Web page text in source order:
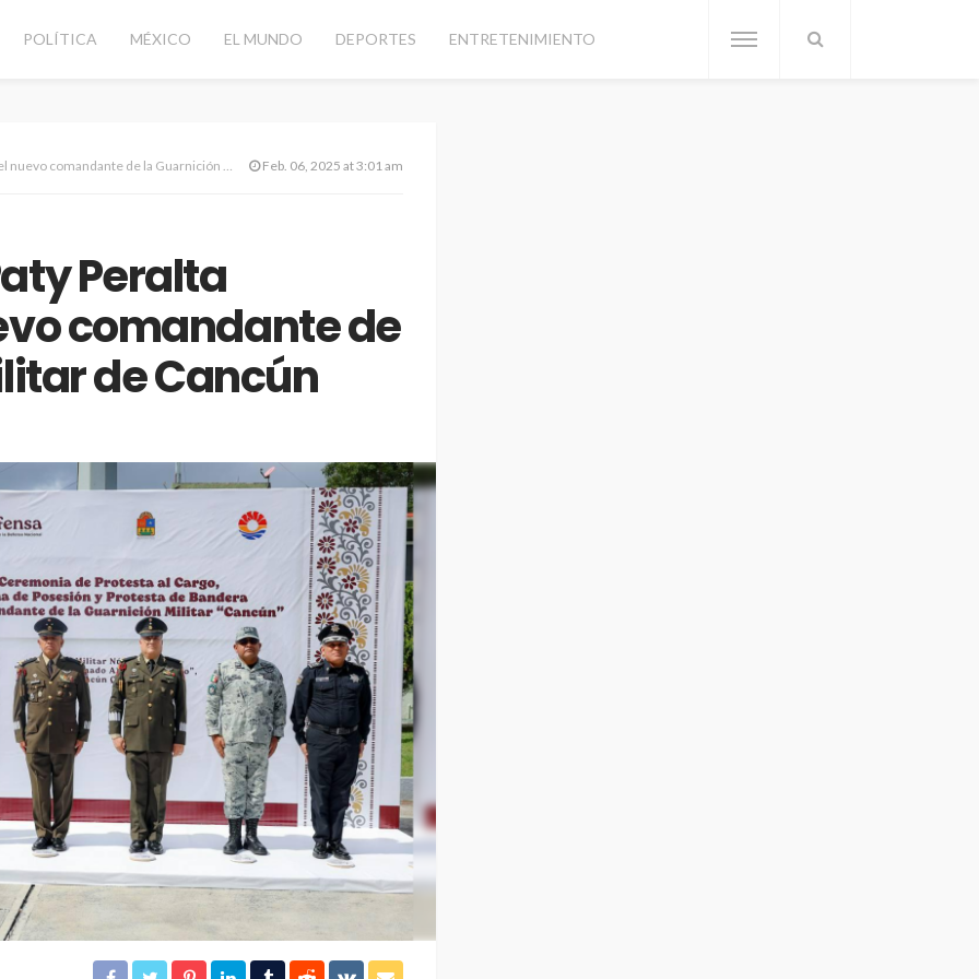
POLÍTICA MÉXICO EL MUNDO DEPORTES ENTRETENIMIENTO
de la Guarnición Militar de Cancún Feb. 06, 2025 at 3:01 am
Peralta
comandante de
de Cancún